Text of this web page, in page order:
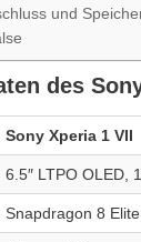
und
des
Sony Xperia 1 VII
6.5″ LTPO OLED,
Snapdragon 8